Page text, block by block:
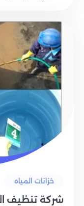
خزانات المياه
شركة تنظيف